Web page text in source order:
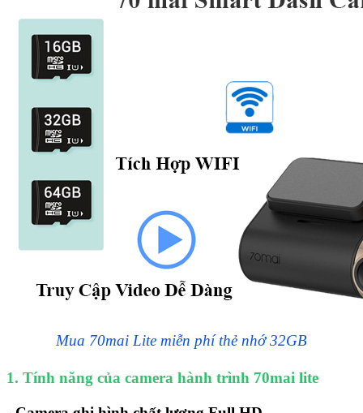
Mua 70mai Lite miễn phí thẻ nhớ 32GB
1. Tính năng của camera hành trình 70mai lite